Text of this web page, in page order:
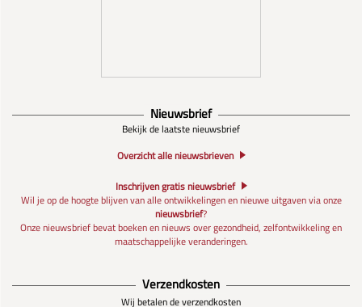
Nieuwsbrief
Bekijk de laatste nieuwsbrief
Overzicht alle nieuwsbrieven
Inschrijven gratis nieuwsbrief
Wil je op de hoogte blijven van alle ontwikkelingen en nieuwe uitgaven via onze
nieuwsbrief?
Onze nieuwsbrief bevat boeken en nieuws over gezondheid, zelfontwikkeling en
maatschappelijke veranderingen.
Verzendkosten
Wij betalen de verzendkosten